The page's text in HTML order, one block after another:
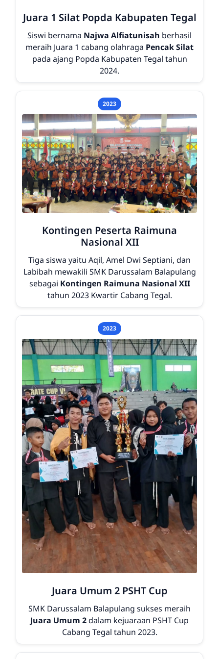
Juara 1 Silat Popda Kabupaten Tegal
Siswi bernama Najwa Alfiatunisah berhasil
meraih Juara 1 cabang olahraga Pencak Silat
pada ajang Popda Kabupaten Tegal tahun
2024.
2023
Kontingen Peserta Raimuna
Nasional XII
Tiga siswa yaitu Aqil, Amel Dwi Septiani, dan
Labibah mewakili SMK Darussalam Balapulang
sebagai Kontingen Raimuna Nasional XII
tahun 2023 Kwartir Cabang Tegal.
2023
Juara Umum 2 PSHT Cup
SMK Darussalam Balapulang sukses meraih
Juara Umum 2dalam kejuaraan PSHT Cup
Cabang Tegal tahun 2023.